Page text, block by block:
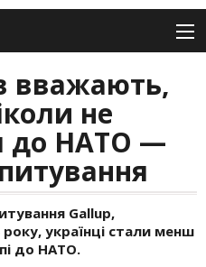
вважають,
не
до НАТО —
Gallup,
українці стали менш
до НАТО.